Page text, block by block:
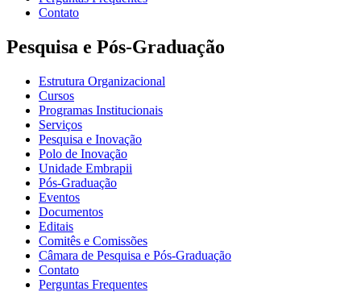
Contato
Pesquisa e Pós-Graduação
Estrutura Organizacional
Cursos
Programas Institucionais
Serviços
Pesquisa e Inovação
Polo de Inovação
Unidade Embrapii
Pós-Graduação
Eventos
Documentos
Editais
Comitês e Comissões
Câmara de Pesquisa e Pós-Graduação
Contato
Perguntas Frequentes